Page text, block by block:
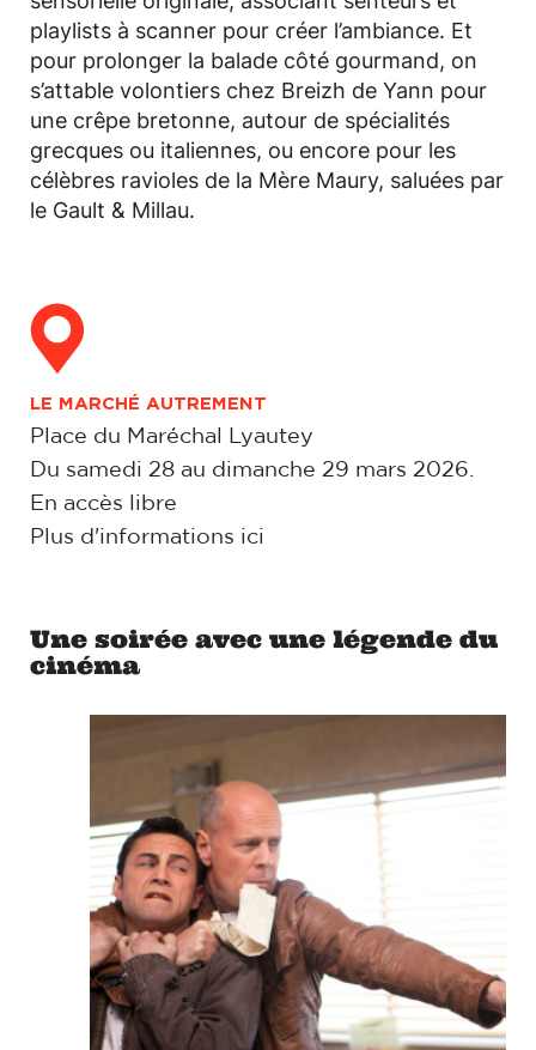
playlists à scanner pour créer l’ambiance. Et
pour prolonger la balade côté gourmand, on
s’attable volontiers chez Breizh de Yann pour
une crêpe bretonne, autour de spécialités
grecques ou italiennes, ou encore pour les
célèbres ravioles de la Mère Maury, saluées par
le Gault & Millau.
LE MARCHÉ AUTREMENT
Place du Maréchal Lyautey
Du samedi 28 au dimanche 29 mars 2026.
En accès libre
Plus d'informations ici
Une soirée avec une légende du
cinéma